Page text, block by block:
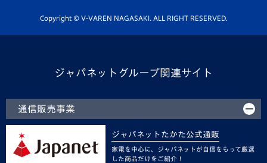
ホームタウン活動
Copyright © V-VAREN NAGASAKI. ALL RIGHT RESERVED.
ジャパネットグループ関連サイト
通信販売事業
ジャパネットたかた公式通販
家電を中心に、ジャパネットが自信をもって厳選
した商品だけをご紹介！